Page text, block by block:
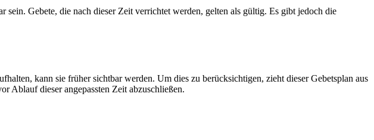
Gebete, die nach dieser Zeit verrichtet werden, gelten als gültig. Es gibt jedoch die
kann sie früher sichtbar werden. Um dies zu berücksichtigen, zieht dieser Gebetsplan aus
Ablauf dieser angepassten Zeit abzuschließen.